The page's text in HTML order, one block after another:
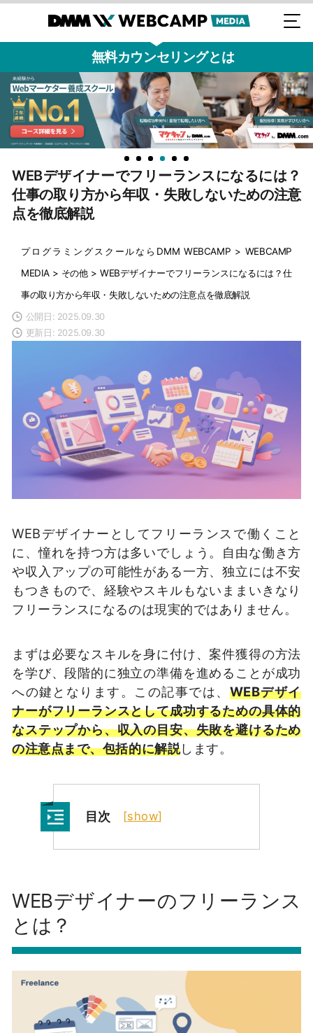
無料カウンセリングとは
WEBデザイナーでフリーランスになるには？
仕事の取り方から年収・失敗しないための注意
点を徹底解説
プログラミングスクールならDMM WEBCAMP > WEBCAMP
MEDIA > その他 > WEBデザイナーでフリーランスになるには？仕
事の取り方から年収・失敗しないための注意点を徹底解説
公開日: 2025.09.30
更新日: 2025.09.30
WEBデザイナーとしてフリーランスで働くこと
に、憧れを持つ方は多いでしょう。自由な働き方
や収入アップの可能性がある一方、独立には不安
もつきもので、経験やスキルもないままいきなり
フリーランスになるのは現実的ではありません。
まずは必要なスキルを身に付け、案件獲得の方法
を学び、段階的に独立の準備を進めることが成功
への鍵となります。この記事では、 WEBデザイ
ナーがフリーランスとして成功するための具体的
なステップから、収入の目安、失敗を避けるため
の注意点まで、包括的に解説します。
目次 [show]
WEBデザイナーのフリーランス
とは？